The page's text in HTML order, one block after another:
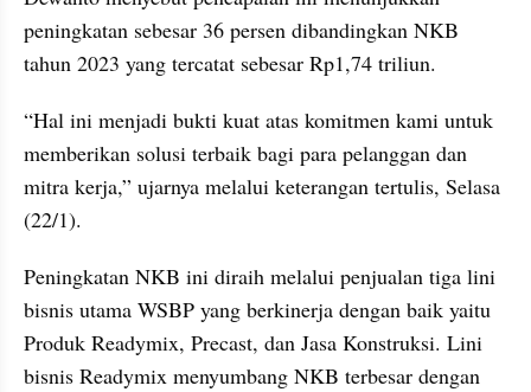
peningkatan sebesar 36 persen dibandingkan NKB
tahun 2023 yang tercatat sebesar Rp1,74 triliun.
“Hal ini menjadi bukti kuat atas komitmen kami untuk
memberikan solusi terbaik bagi para pelanggan dan
mitra kerja,” ujarnya melalui keterangan tertulis, Selasa
(22/1).
Peningkatan NKB ini diraih melalui penjualan tiga lini
bisnis utama WSBP yang berkinerja dengan baik yaitu
Produk Readymix, Precast, dan Jasa Konstruksi. Lini
bisnis Readymix menyumbang NKB terbesar dengan